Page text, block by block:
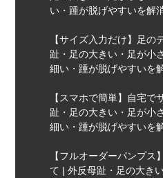
い・踵が脱げやすいを解
【サイズ入力だけ】足の
趾・足の大きい・足が小
細い・踵が脱げやすいを
【スマホで簡単】自宅で
趾・足の大きい・足が小
細い・踵が脱げやすいを
【フルオーダーパンプス
て | 外反母趾・足の大き